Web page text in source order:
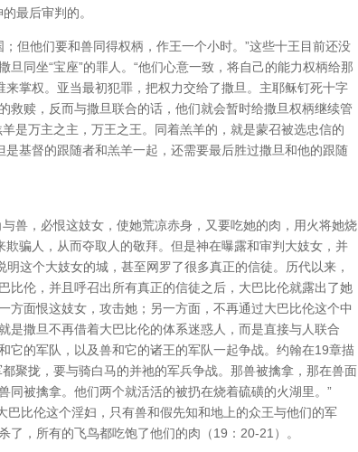
最后审判的。
但他们要和兽同得权柄，作王一个小时。”这些十王目前还没
同坐“宝座”的罪人。“他们心意一致，将自己的能力权柄给那
掌权。亚当最初犯罪，把权力交给了撒旦。主耶稣钉死十字
救赎，反而与撒旦联合的话，他们就会暂时给撒旦权柄继续管
是万主之主，万王之王。同着羔羊的，就是蒙召被选忠信的
基督的跟随者和羔羊一起，还需要最后胜过撒旦和他的跟随
兽，必恨这妓女，使她荒凉赤身，又要吃她的肉，用火将她烧
骗人，从而夺取人的敬拜。但是神在曝露和审判大妓女，并
这个大妓女的城，甚至网罗了很多真正的信徒。历代以来，
比伦，并且呼召出所有真正的信徒之后，大巴比伦就露出了她
面恨这妓女，攻击她；另一方面，不再通过大巴比伦这个中
是撒旦不再借着大巴比伦的体系迷惑人，而是直接与人联合
它的军队，以及兽和它的诸王的军队一起争战。约翰在19章描
聚拢，要与骑白马的并祂的军兵争战。那兽被擒拿，那在兽面
被擒拿。他们两个就活活的被扔在烧着硫磺的火湖里。”
巴比伦这个淫妇，只有兽和假先知和地上的众王与他们的军
，所有的飞鸟都吃饱了他们的肉（19：20-21）。